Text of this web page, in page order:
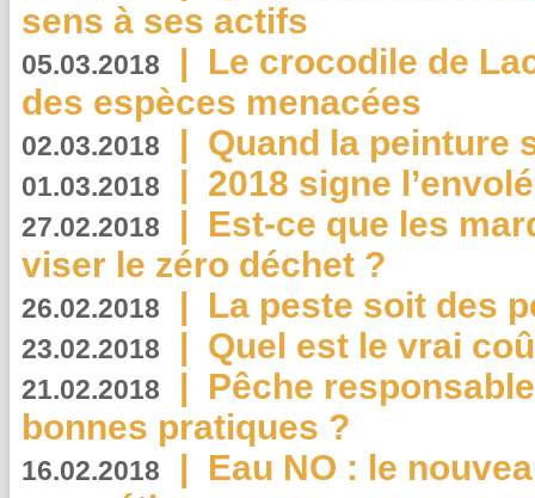
sens à ses actifs
05.03.2018 | Le crocodile de
des espèces menacées
02.03.2018 | Quand la peinture
01.03.2018 | 2018 signe
27.02.2018 | Est-ce que les
viser le zéro déchet ?
26.02.2018 | La peste soit des
23.02.2018 | Quel est le vrai
21.02.2018 | Pêche
bonnes pratiques ?
16.02.2018 | Eau NO : le